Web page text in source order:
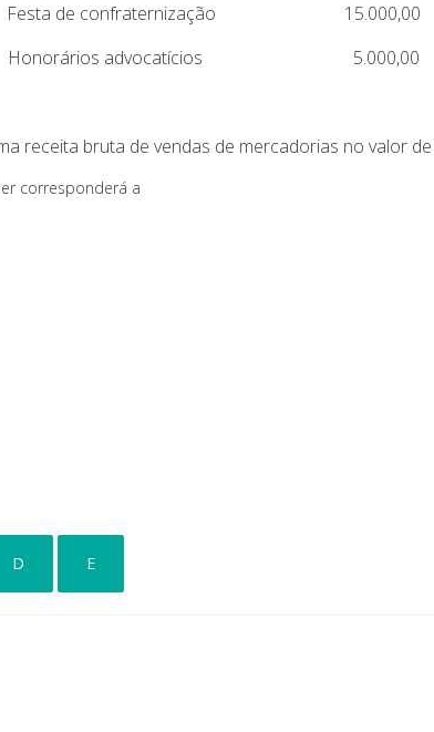
Festa de confraternização 15.000,00
Honorários advocatícios 5.000,00
receita bruta de vendas de mercadorias no valor de
corresponderá a
D E